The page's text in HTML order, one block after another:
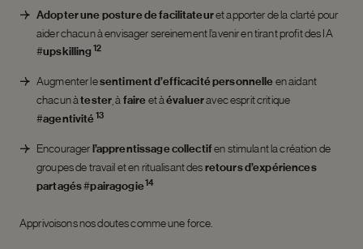
Adopter une posture de facilitateuret apporter de la clarté pour
aider chacun à envisager sereinement l’avenir en tirant profit des IA
#upskilling12
Augmenter lesentiment d’efficacité personnelleen aidant
chacun àtester , àfaireet àévalueravec esprit critique
#agentivité13
Encouragerl’apprentissage collectifen stimulant la création de
groupes de travail et en ritualisant desretours d’expériences
partagés#pairagogie14
Apprivoisons nos doutes comme une force.